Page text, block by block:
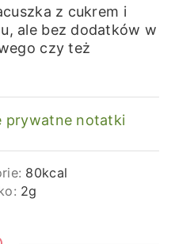
z cukrem i
ale bez dodatków w
czy też
prywatne notatki
80kcal
2g